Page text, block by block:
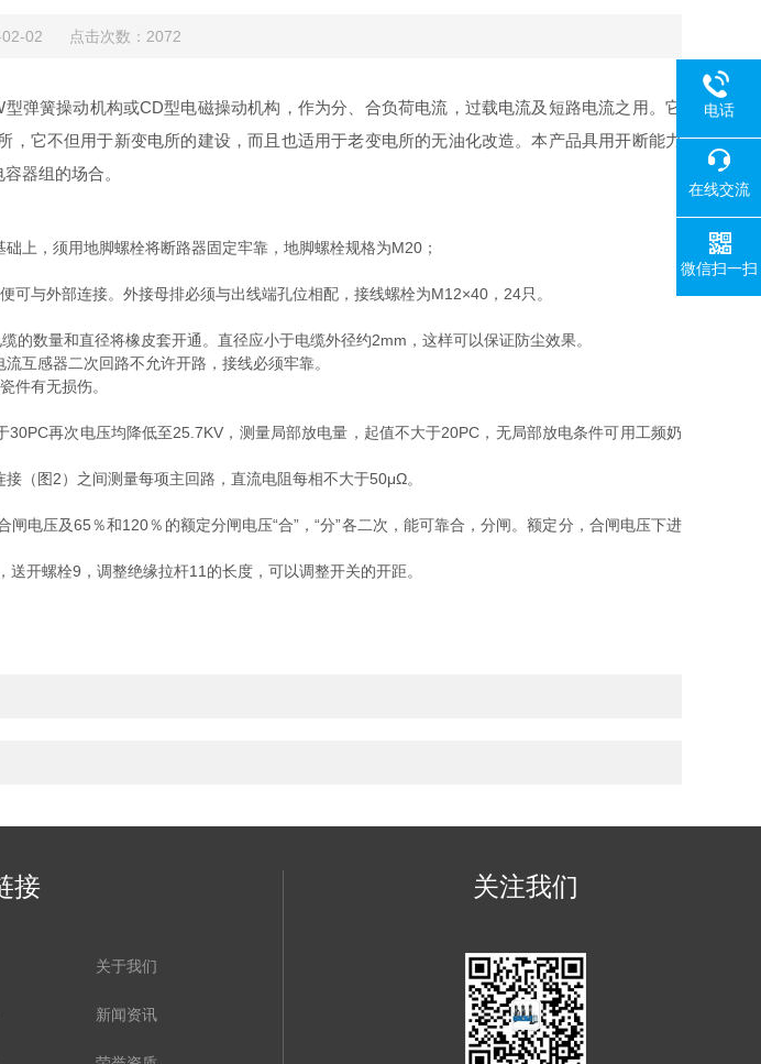
02-02 点击次数：2072
弹簧操动机构或CD型电磁操动机构，作为分、合负荷电流，过载电流及短路电流之用。它
它不但用于新变电所的建设，而且也适用于老变电所的无油化改造。本产品具用开断能力
器组的场合。
上，须用地脚螺栓将断路器固定牢靠，地脚螺栓规格为M20；
与外部连接。外接母排必须与出线端孔位相配，接线螺栓为M12×40，24只。
数量和直径将橡皮套开通。直径应小于电缆外径约2mm，这样可以保证防尘效果。
互感器二次回路不允许开路，接线必须牢靠。
件有无损伤。
再次电压均降低至25.7KV，测量局部放电量，起值不大于20PC，无局部放电条件可用工频奶
（图2）之间测量每项主回路，直流电阻每相不大于50μΩ。
电压及65％和120％的额定分闸电压“合”，“分”各二次，能可靠合，分闸。额定分，合闸电压下进
开螺栓9，调整绝缘拉杆11的长度，可以调整开关的开距。
接
关于我们
新闻资讯
关注我们
电话
在线交流
微信扫一扫